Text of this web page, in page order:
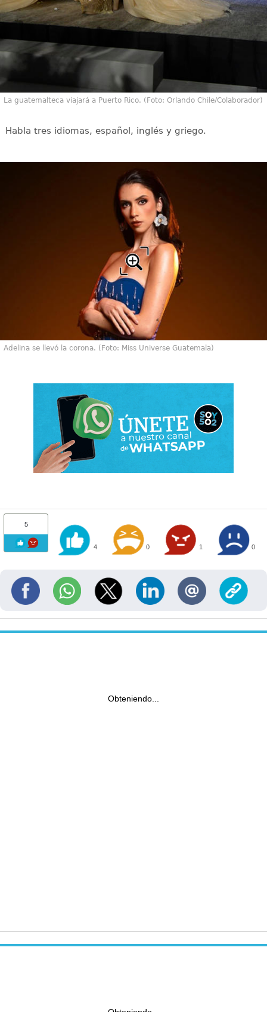
La guatemalteca viajará a Puerto Rico. (Foto: Orlando Chile/Colaborador)
Habla tres idiomas, español, inglés y griego.
Adelina se llevó la corona. (Foto: Miss Universe Guatemala)
5
4 0 1 0
Obteniendo...